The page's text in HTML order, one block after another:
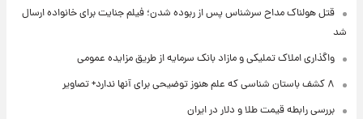
قتل هولناک مداح سرشناس پس از ربوده شدن؛ فیلم جنایت برای خانواده ارسال
شد
واگذاری املاک تملیکی و مازاد بانک سرمایه از طریق مزایده عمومی
۸ کشف باستان شناسی که علم هنوز توضیحی برای آنها ندارد+ تصاویر
بررسی رابطه قیمت طلا و دلار در ایران